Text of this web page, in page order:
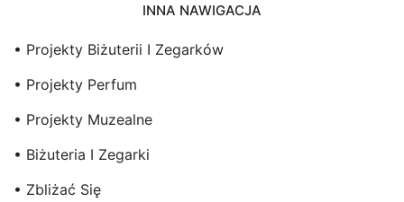
INNA NAWIGACJA
• Projekty Biżuterii I Zegarków
• Projekty Perfum
• Projekty Muzealne
• Biżuteria I Zegarki
• Zbliżać Się